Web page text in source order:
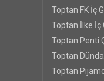
Toptan FK İç
Toptan İlke İç
Toptan Penti
Toptan
Toptan